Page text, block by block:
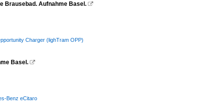
Brausebad. Aufnahme Basel. 
Charger (lighTram OPP)
Basel. 
Benz eCitaro